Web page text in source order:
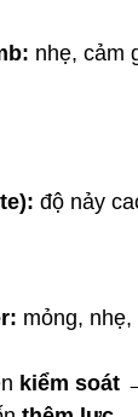
nhẹ, cảm
độ nảy
mỏng, nhẹ,
kiểm soát